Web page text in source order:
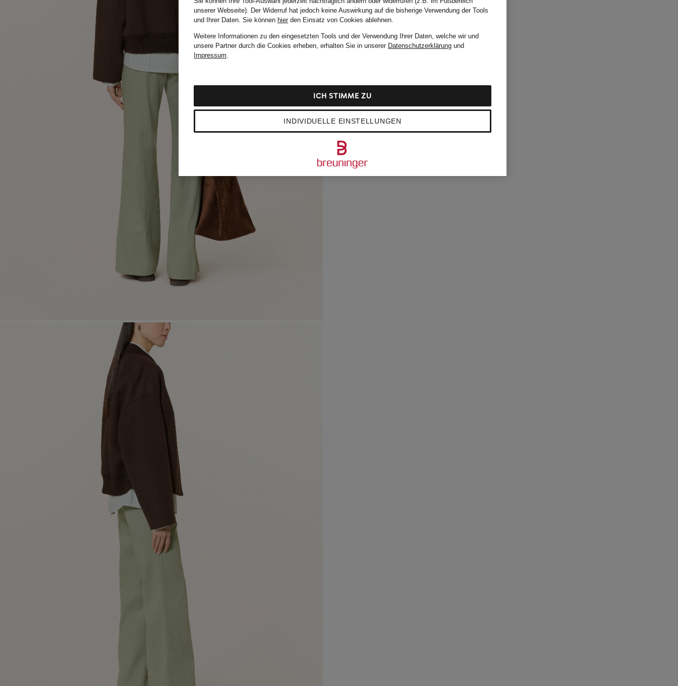
unserer Webseite). Der Widerruf hat jedoch keine Auswirkung auf die bisherige Verwendung der Tools
und Ihrer Daten. Sie können hierden Einsatz von Cookies ablehnen.
Weitere Informationen zu den eingesetzten Tools und der Verwendung Ihrer Daten, welche wir und
unsere Partner durch die Cookies erheben, erhalten Sie in unserer Datenschutzerklärung und
Impressum.
INDIVIDUELLE EINSTELLUNGEN
ICH STIMME ZU